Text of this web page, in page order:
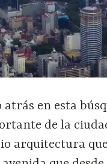
en esta
de la
arquitectura